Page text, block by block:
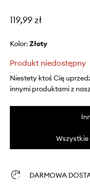
119,99 zł
Kolor: złoty
Produkt niedostępny
Niestety ktoś Cię
innymi produktami z
DARMOWA